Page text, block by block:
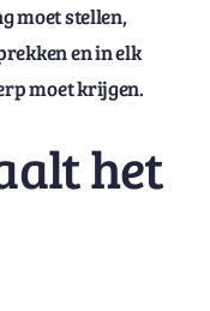
moet stellen,
en in elk
moet krijgen.
het